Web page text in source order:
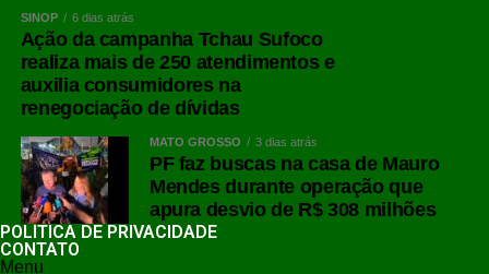
SINOP 6 dias atrás
Ação da campanha Tchau Sufoco
realiza mais de 250 atendimentos e
auxilia consumidores na
renegociação de dívidas
MATO GROSSO 3 dias atrás
PF faz buscas na casa de Mauro
Mendes durante operação que
apura desvio de R$ 308 milhões
POLÍTICA DE PRIVACIDADE
CONTATO
Menu